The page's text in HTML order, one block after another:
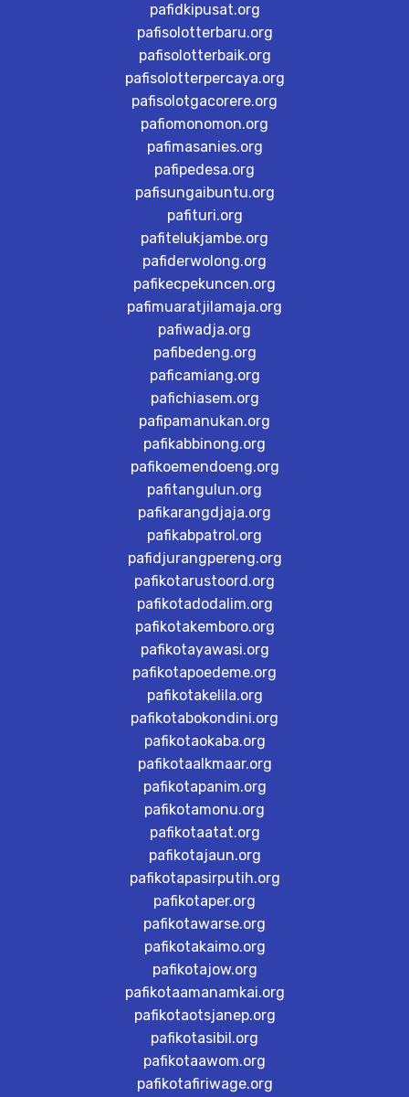
pafidkipusat.org
pafisolotterbaru.org
pafisolotterbaik.org
pafisolotterpercaya.org
pafisolotgacorere.org
pafiomonomon.org
pafimasanies.org
pafipedesa.org
pafisungaibuntu.org
pafituri.org
pafitelukjambe.org
pafiderwolong.org
pafikecpekuncen.org
pafimuaratjilamaja.org
pafiwadja.org
pafibedeng.org
paficamiang.org
pafichiasem.org
pafipamanukan.org
pafikabbinong.org
pafikoemendoeng.org
pafitangulun.org
pafikarangdjaja.org
pafikabpatrol.org
pafidjurangpereng.org
pafikotarustoord.org
pafikotadodalim.org
pafikotakemboro.org
pafikotayawasi.org
pafikotapoedeme.org
pafikotakelila.org
pafikotabokondini.org
pafikotaokaba.org
pafikotaalkmaar.org
pafikotapanim.org
pafikotamonu.org
pafikotaatat.org
pafikotajaun.org
pafikotapasirputih.org
pafikotaper.org
pafikotawarse.org
pafikotakaimo.org
pafikotajow.org
pafikotaamanamkai.org
pafikotaotsjanep.org
pafikotasibil.org
pafikotaawom.org
pafikotafiriwage.org